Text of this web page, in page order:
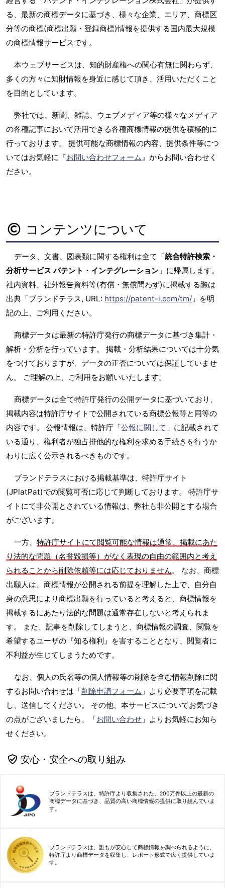
る、最新の商標データに基づき、様々な企業、エリア、商標区
分等の商標(商標出願・登録商標)情報を提供する国内最大規模
の商標情報サービスです。
本ウェブサービスは、知的財産権への関心有無に関わらず、
多くの方々に知財情報を身近に感じて頂き、活用いただくこと
を目的としています。
弊社では、新聞、雑誌、ウェブメディア等の様々なメディア
の各種記事において活用できる各種商標情報の提供を積極的に
行っております。 提供可能な商標情報の内容、提供条件等につ
いてはお気軽に『お問い合わせフォーム』からお問い合わせく
ださい。
コンテンツについて
データ、文書、図表類に関する権利は全て「統合特許検索・
分析サービス パテント・インテグレーション 」に帰属します。
社内資料、社外報告資料等(有償・無償問わず)に掲載する際は
出典「ブランドテラス, URL: https://patent-i.com/tm/ 」を明
記の上、ご利用ください。
商標データは最新の特許庁発行の商標データに基づき集計・
解析・分析を行っています。 掲載・分析結果については十分気
をつけておりますが、データの正否については保証していませ
ん。 ご理解の上、ご利用をお願いいたします。
商標データは全て特許庁発行の公開データに基づいており、
掲載内容は特許庁サイトで公開されている商標公報等と同等の
内容です。 公報情報は、特許庁「公報に関して 」に記載されて
いる通り、権利者が独占排他的な権利を求める手続きを行うか
わりに広く公示されるべきものです。
ブランドテラスにおける掲載基準は、特許庁サイト
(JPlatPat)での閲覧可否に応じて判断しております。 特許庁サ
イトにて非公開とされている情報は、弊社も非公開とする場合
がございます。
一方、 特許庁サイトにて閲覧可能な情報は通常、掲載にあた
り法的な問題（名誉毀損等）がなく表現の自由の範囲内と考え
られることから削除依頼等には応じておりません。 なお、商標
出願人は、商標情報が公開される前提を理解した上で、自分自
身の意思により商標出願を行っていると考えると、商標情報を
掲載するにあたり法的な問題は通常存在しないと考えられま
す。 また、記事を削除してしまうと、商標情報の調査、閲覧を
希望するユーザの『知る権利』を害することとなり、閲覧者に
不利益が生じてしまうためです。
なお、個人の氏名等の個人情報等の削除を含む情報削除に関
するお問い合わせは「削除申請フォーム 」より必要事項を記載
し、送信してください。 その他、本サービスについてお気づき
の点がございましたら、「お問い合わせ 」よりお気軽にお知ら
せください。
安心・安全への取り組み
ブランドテラスは、特許庁より収集された、200万件以上の最新の
商標データに基づき、品質の高い商標情報の提供に取り組んでいま
す。
ブランドテラスは、誰もが安心して商標情報を調べられるように、
特許庁より商標データを収集し、レポート形式で広く提供していま
す。